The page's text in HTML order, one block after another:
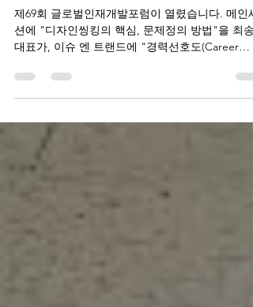
2019년 7월 GTMI 글로벌인재개발
포럼 후기
션에 "디자인씽킹의 핵심, 문제정의 방법"을 최송
대표가, 이슈 엔 트랜드에 "경력선호도(Career
진행했습니다. 윤경로 원장의 강의를...